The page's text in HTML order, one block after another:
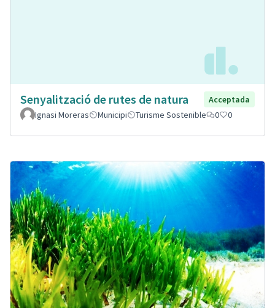
Senyalització de rutes de natura
Acceptada
Ignasi Moreras
Municipi Turisme Sostenible 0 0